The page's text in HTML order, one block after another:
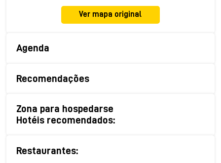
Ver mapa original
Agenda
Recomendações
Zona para hospedarse
Hotéis recomendados:
Restaurantes: